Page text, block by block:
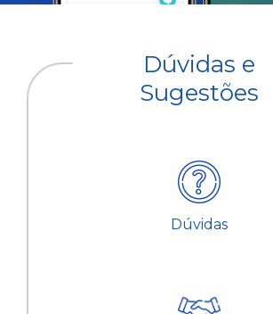
Dúvidas e
Sugestões
Dúvidas